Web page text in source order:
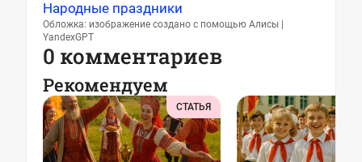
Народные праздники
Обложка: изображение создано с помощью Алисы |
YandexGPT
0 комментариев
Рекомендуем
СТАТЬЯ